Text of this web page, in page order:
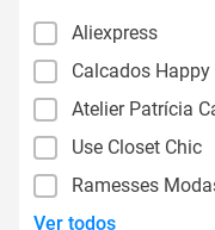
Aliexpress
Calcados Happy
Atelier Patrícia
Use Closet Chic
Ramesses
Ver todos